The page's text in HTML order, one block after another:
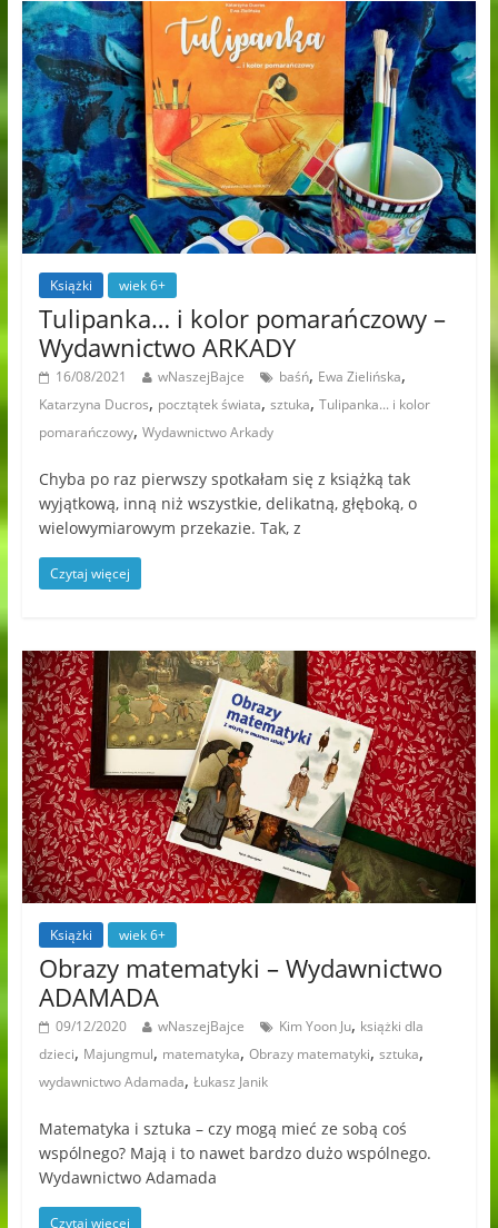
Książki wiek 6+
Tulipanka… i kolor pomarańczowy –
Wydawnictwo ARKADY
16/08/2021 wNaszejBajce baśń, Ewa Zielińska,
Katarzyna Ducros, pocztątek świata, sztuka, Tulipanka... i kolor
pomarańczowy, Wydawnictwo Arkady
Chyba po raz pierwszy spotkałam się z książką tak
wyjątkową, inną niż wszystkie, delikatną, głęboką, o
wielowymiarowym przekazie. Tak, z
Czytaj więcej
Książki wiek 6+
Obrazy matematyki – Wydawnictwo
ADAMADA
09/12/2020 wNaszejBajce Kim Yoon Ju, książki dla
dzieci, Majungmul, matematyka, Obrazy matematyki, sztuka,
wydawnictwo Adamada, Łukasz Janik
Matematyka i sztuka – czy mogą mieć ze sobą coś
wspólnego? Mają i to nawet bardzo dużo wspólnego.
Wydawnictwo Adamada
Czytaj więcej